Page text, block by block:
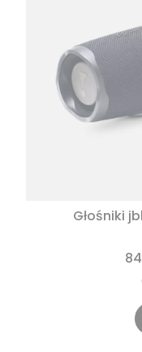
Głośniki